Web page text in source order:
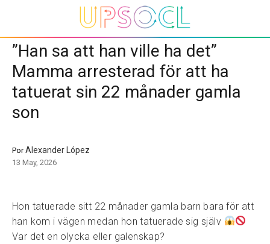
”Han sa att han ville ha det”
Mamma arresterad för att ha
tatuerat sin 22 månader gamla
son
PorAlexander López
13 May, 2026
Hon tatuerade sitt 22 månader gamla barn bara för att
han kom i vägen medan hon tatuerade sig själv
Var det en olycka eller galenskap?